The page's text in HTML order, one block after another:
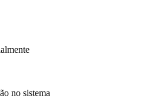
no sistema